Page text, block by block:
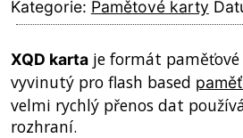
Kategorie: Pamětové karty
XQD kartaje formát
vyvinutý pro flash based
velmi rychlý přenos dat
rozhraní.